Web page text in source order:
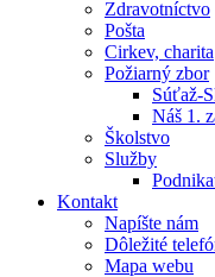
Zdravotníctvo
Pošta
Cirkev, charita
Požiarný zbor
Súťaž-
Náš 1.
Školstvo
Služby
Kontakt
Napíšte nám
Dôležité
Mapa webu